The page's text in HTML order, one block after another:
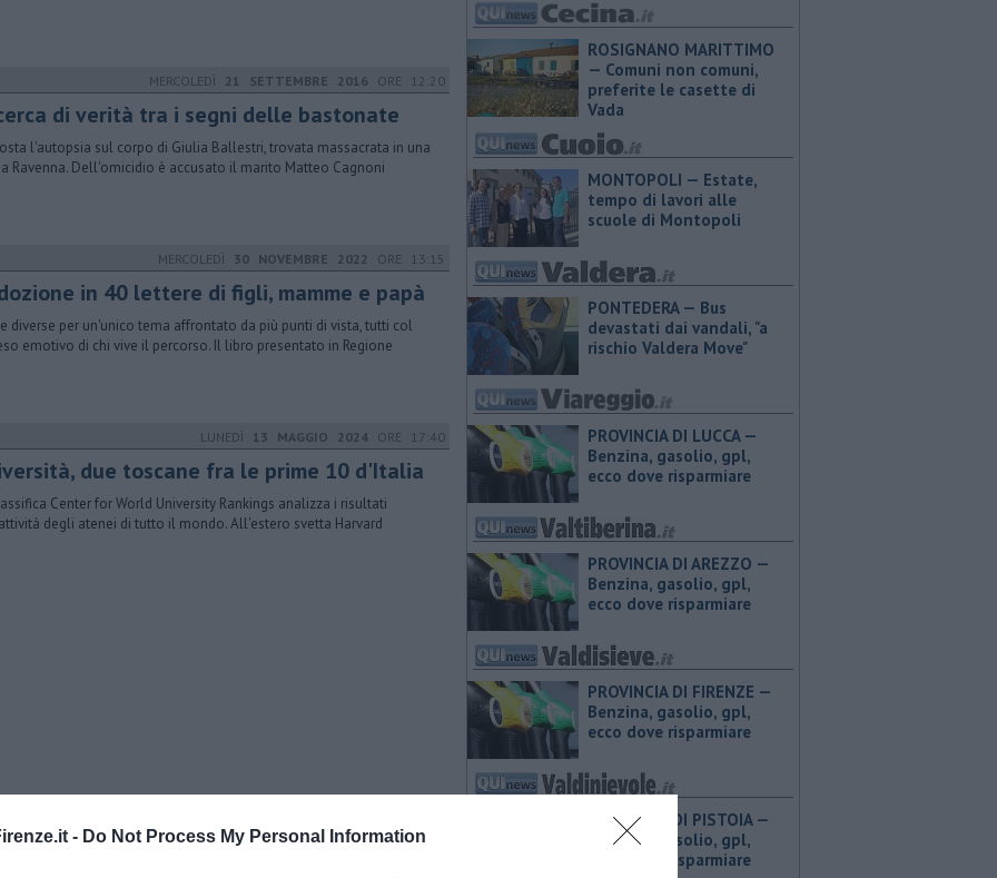
- Do Not Process My Personal Information
MERCOLEDÌ 21 SETTEMBRE 2016 ORE 12:20
di verità tra i segni delle bastonate
l'autopsia sul corpo di Giulia Ballestri, trovata massacrata in una
Ravenna. Dell'omicidio è accusato il marito Matteo Cagnoni
MERCOLEDÌ 30 NOVEMBRE 2022 ORE 13:15
in 40 lettere di figli, mamme e papà
diverse per un'unico tema affrontato da più punti di vista, tutti col
emotivo di chi vive il percorso. Il libro presentato in Regione
LUNEDÌ 13 MAGGIO 2024 ORE 17:40
due toscane fra le prime 10 d'Italia
Center for World University Rankings analizza i risultati
degli atenei di tutto il mondo. All'estero svetta Harvard
ROSIGNANO MARITTIMO
— Comuni non comuni,
preferite le casette di
Vada
MONTOPOLI — Estate,
tempo di lavori alle
scuole di Montopoli
PONTEDERA — Bus
devastati dai vandali, "a
rischio Valdera Move"
PROVINCIA DI LUCCA — ​
Benzina, gasolio, gpl,
ecco dove risparmiare
PROVINCIA DI AREZZO — ​
Benzina, gasolio, gpl,
ecco dove risparmiare
PROVINCIA DI FIRENZE — ​
Benzina, gasolio, gpl,
ecco dove risparmiare
PROVINCIA DI PISTOIA — ​
Benzina, gasolio, gpl,
ecco dove risparmiare